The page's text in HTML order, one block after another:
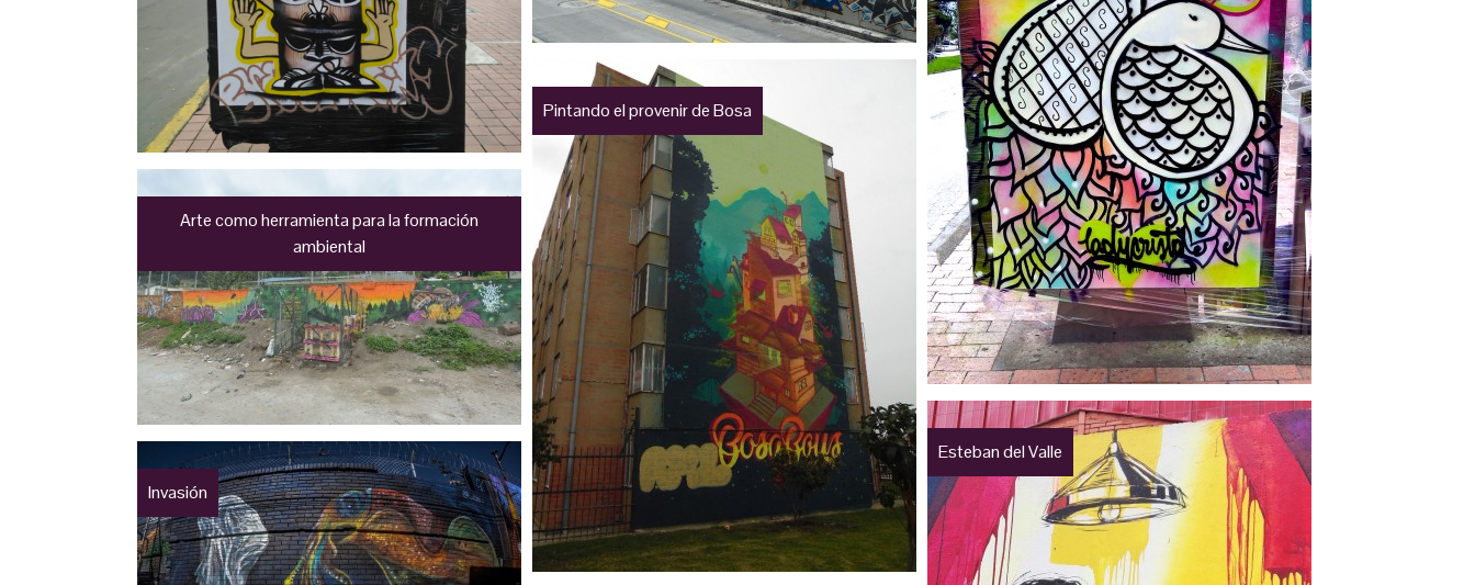
Pintando el provenir de Bosa
Arte como herramienta para la formación
ambiental
Esteban del Valle
Invasión